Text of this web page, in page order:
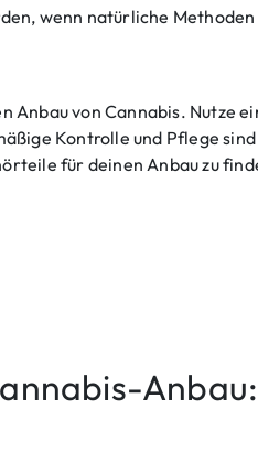
wenn natürliche
Anbau von Cannabis. Nutze
Kontrolle und Pflege sind
für deinen Anbau zu
Anbau: